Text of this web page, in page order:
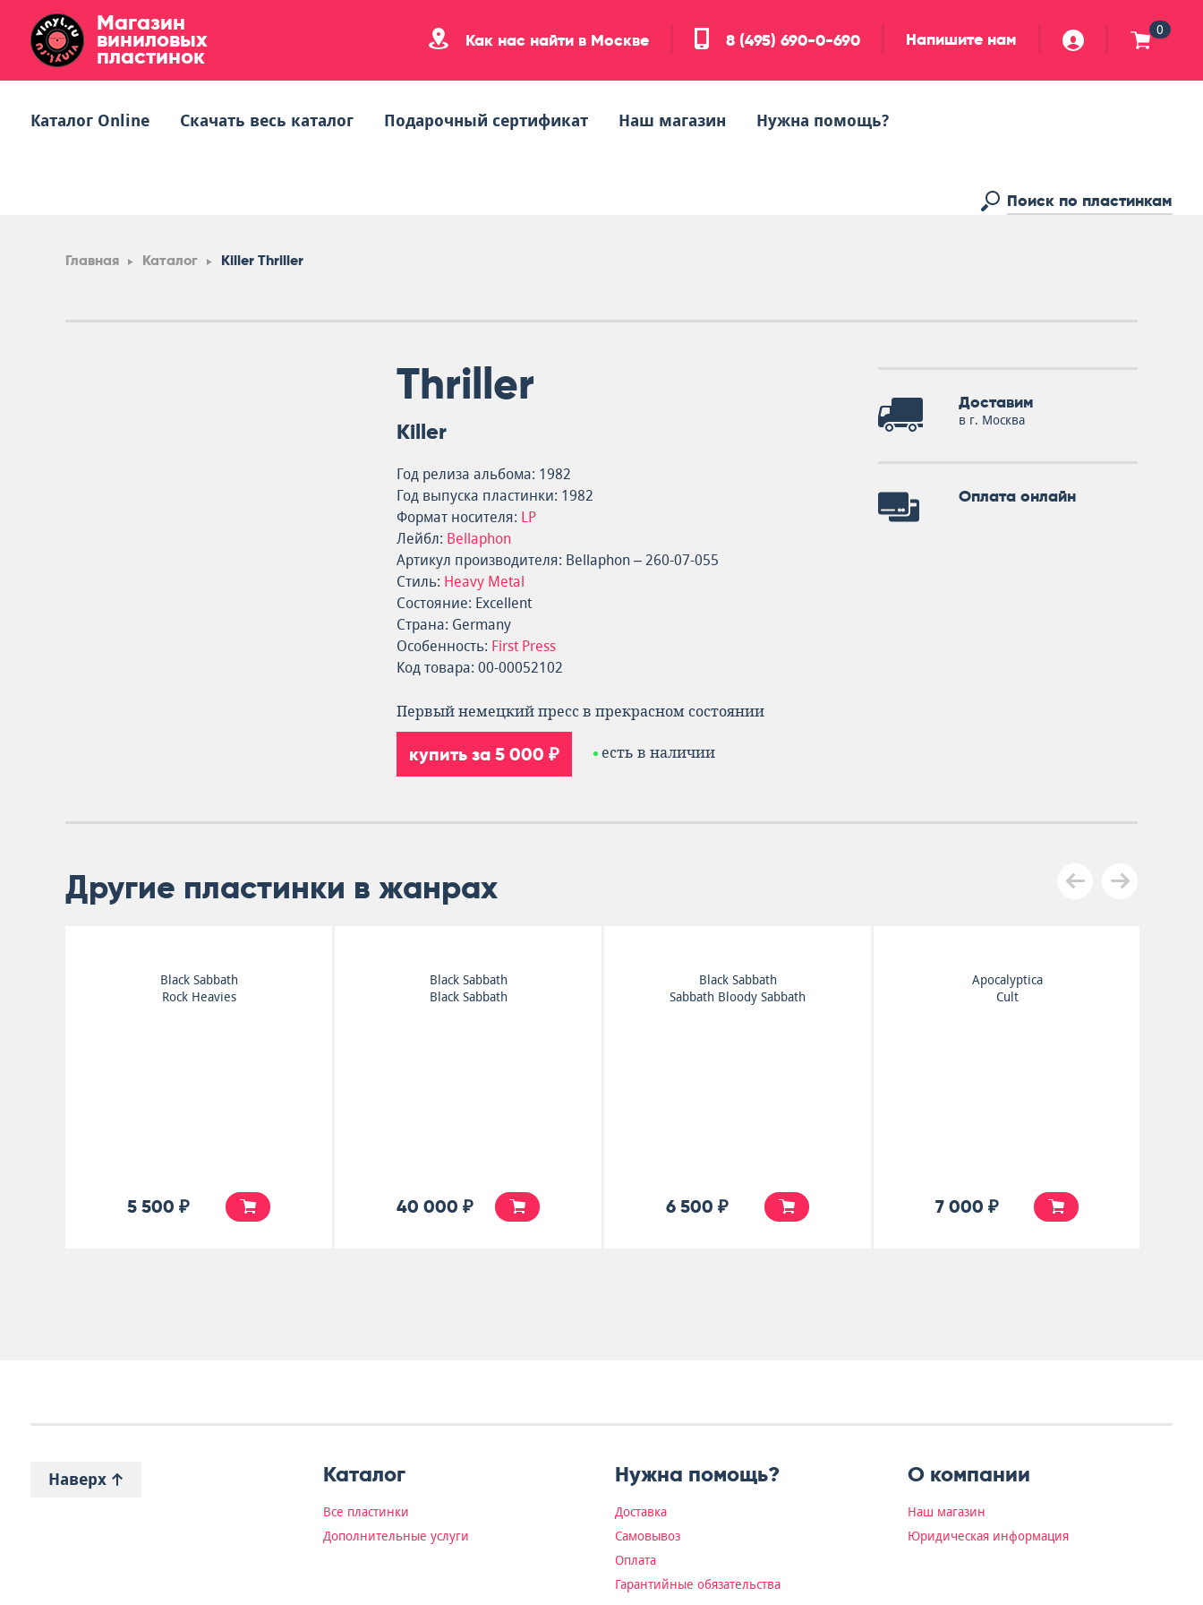
Магазин
виниловых
пластинок
Как нас найти в Москве 8 (495) 690-0-690 Напишите нам 0
Каталог Online Скачать весь каталог Подарочный сертификат Наш магазин Нужна помощь?
Главная Каталог Killer Thriller
Thriller
Killer
Год релиза альбома: 1982
Год выпуска пластинки: 1982
Формат носителя: LP
Лейбл: Bellaphon
Артикул производителя: Bellaphon – 260-07-055
Стиль: Heavy Metal
Состояние: Excellent
Страна: Germany
Особенность: First Press
Код товара: 00-00052102
Первый немецкий пресс в прекрасном состоянии
купить за 5 000 ₽ есть в наличии
Доставим
в г. Москва
Оплата онлайн
Другие пластинки в жанрах
Black Sabbath
Rock Heavies
5 500 ₽
Black Sabbath
Black Sabbath
40 000 ₽
Black Sabbath
Sabbath Bloody Sabbath
6 500 ₽
Apocalyptica
Cult
7 000 ₽
Наверх Каталог
Все пластинки
Дополнительные услуги
Нужна помощь?
Доставка
Самовывоз
Оплата
Гарантийные обязательства
О компании
Наш магазин
Юридическая информация